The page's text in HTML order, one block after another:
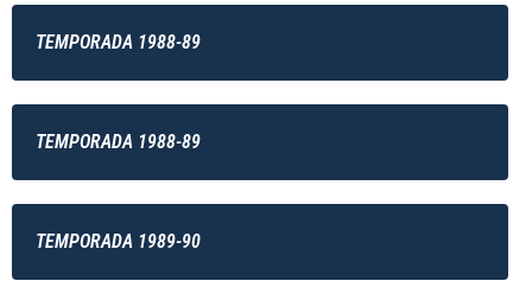
TEMPORADA 1988-89
TEMPORADA 1988-89
TEMPORADA 1989-90